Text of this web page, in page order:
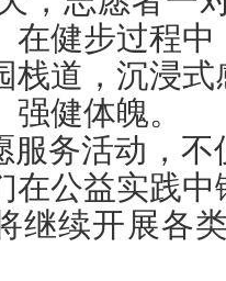
在健步过程
栈道，沉浸
健体魄。
服务活动，
在公益实践
继续开展各